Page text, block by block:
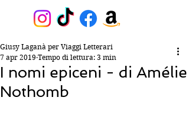
I nomi epiceni - di Amélie
Nothomb
Giusy Laganà per Viaggi Letterari
7 apr 2019 Tempo di lettura: 3 min